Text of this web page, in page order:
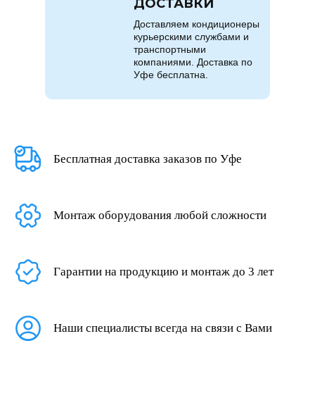
Доставляем кондиционеры
курьерскими службами и
транспортными
компаниями. Доставка по
Уфе бесплатна.
ДОСТАВКИ
Бесплатная доставка заказов по Уфе
Монтаж оборудования любой сложности
Гарантии на продукцию и монтаж до 3 лет
Наши специалисты всегда на связи с Вами